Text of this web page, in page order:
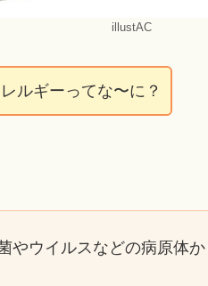
illustAC
ルギーってな〜に？
やウイルスなどの病原体